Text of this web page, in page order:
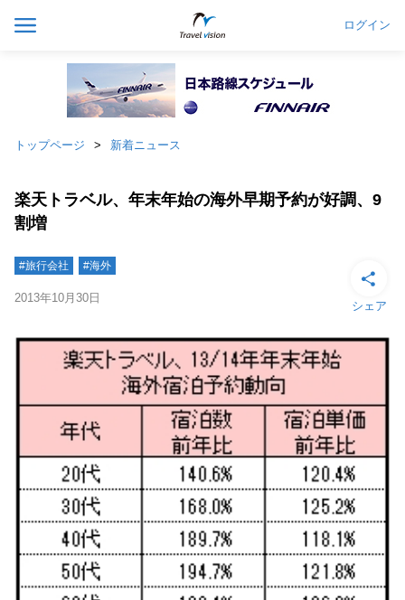
ログイン
トップページ 新着ニュース
楽天トラベル、年末年始の海外早期予約が好調、9
割増
#旅行会社 #海外
2013年10月30日
シェア